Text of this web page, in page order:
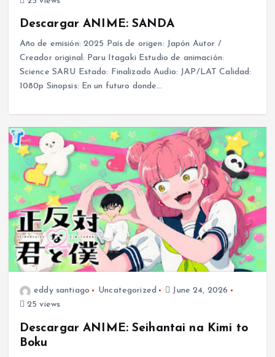
Descargar ANIME: SANDA
Año de emisión: 2025 País de origen: Japón Autor /
Creador original: Paru Itagaki Estudio de animación:
Science SARU Estado: Finalizado Audio: JAP/LAT Calidad:
1080p Sinopsis: En un futuro donde…
eddy santiago Uncategorized
June 24, 2026
25 views
Descargar ANIME: Seihantai na Kimi to
Boku